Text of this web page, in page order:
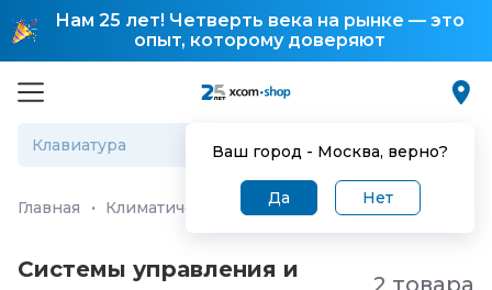
Нам 25 лет! Четверть века на рынке — это
опыт, которому доверяют
Ваш город - Москва, верно?
Да Нет
Главная · Климатические и инженерные системы
Системы управления и
2 товара